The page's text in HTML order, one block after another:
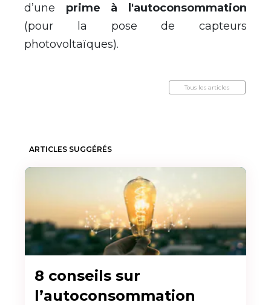
d’une prime à l'autoconsommation
(pour la pose de capteurs
photovoltaïques).
Tous les articles
ARTICLES SUGGÉRÉS
8 conseils sur
l’autoconsommation